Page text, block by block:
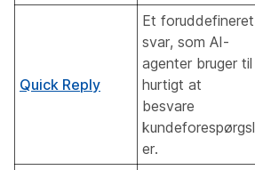
Quick Reply
Et foruddefineret
svar, som AI-
agenter bruger til
hurtigt at
besvare
kundeforespørgsl
er.